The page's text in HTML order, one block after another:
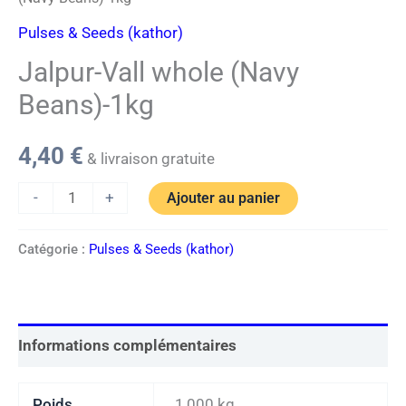
Pulses & Seeds (kathor)
Jalpur-Vall whole (Navy
Beans)-1kg
4,40 € & livraison gratuite
- + Ajouter au panier
Catégorie : Pulses & Seeds (kathor)
Informations complémentaires